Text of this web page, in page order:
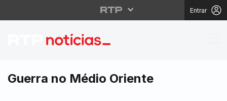
Entrar
Ataques israelitas
Guerra no Médio Oriente